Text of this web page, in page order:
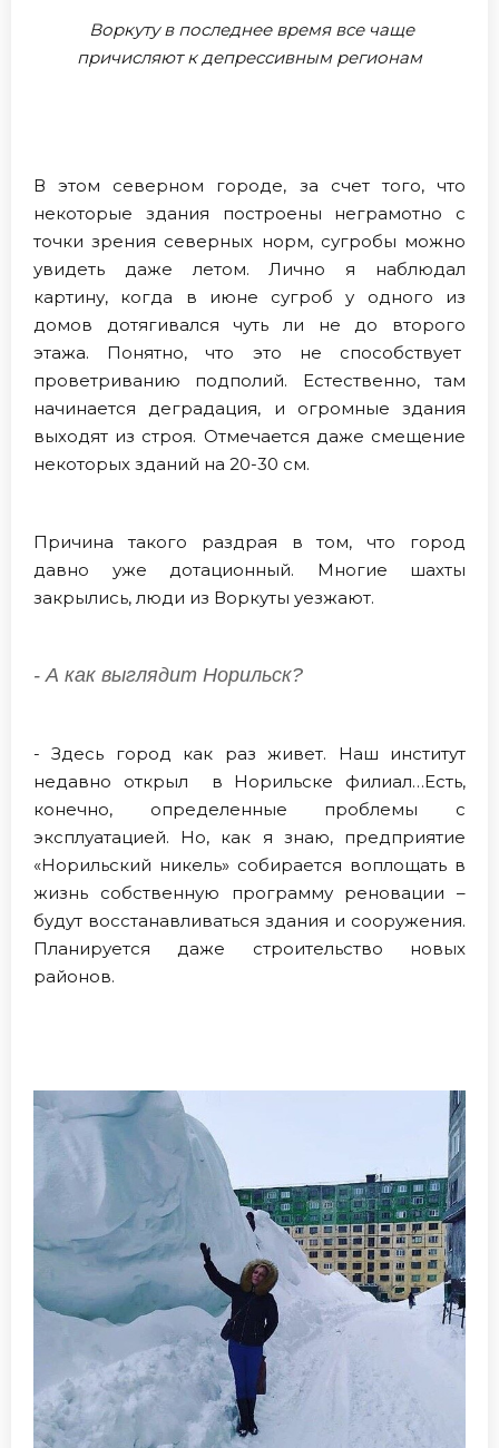
Воркуту в последнее время все чаще
причисляют к депрессивным регионам
В этом северном городе, за счет того, что
некоторые здания построены неграмотно с
точки зрения северных норм, сугробы можно
увидеть даже летом. Лично я наблюдал
картину, когда в июне сугроб у одного из
домов дотягивался чуть ли не до второго
этажа. Понятно, что это не способствует
проветриванию подполий. Естественно, там
начинается деградация, и огромные здания
выходят из строя. Отмечается даже смещение
некоторых зданий на 20-30 см.
Причина такого раздрая в том, что город
давно уже дотационный. Многие шахты
закрылись, люди из Воркуты уезжают.
- А как выглядит Норильск?
- Здесь город как раз живет. Наш институт
недавно открыл в Норильске филиал…Есть,
конечно, определенные проблемы с
эксплуатацией. Но, как я знаю, предприятие
«Норильский никель» собирается воплощать в
жизнь собственную программу реновации –
будут восстанавливаться здания и сооружения.
Планируется даже строительство новых
районов.